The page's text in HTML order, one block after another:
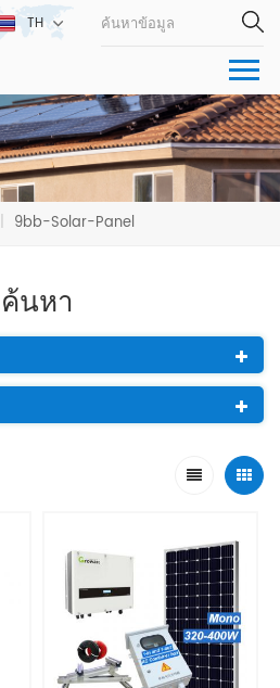
TH
| 9bb-Solar-Panel
ค้นหา